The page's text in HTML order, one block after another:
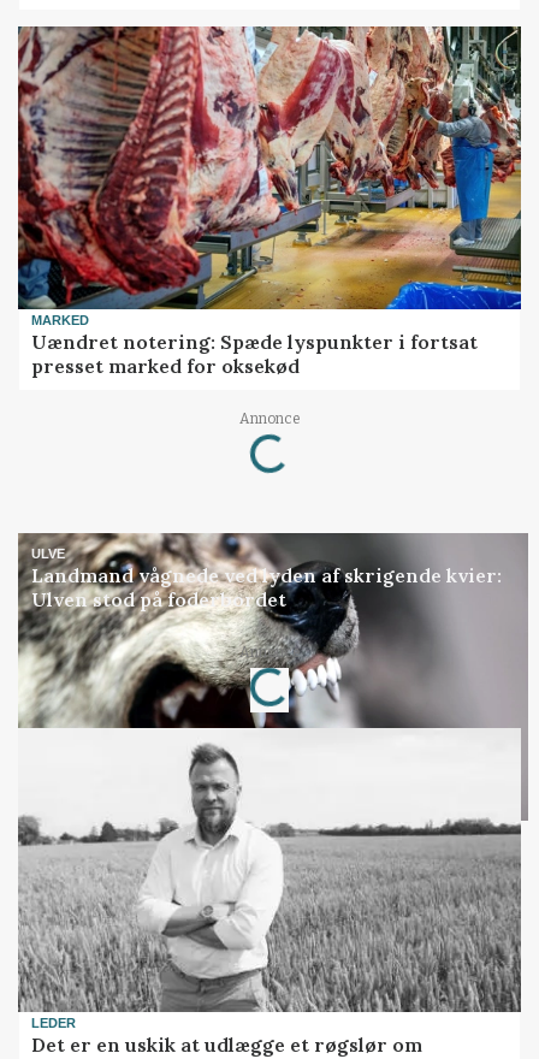
MARKED
Uændret notering: Spæde lyspunkter i fortsat
presset marked for oksekød
Annonce
Loading...
ULVE
Landmand vågnede ved lyden af skrigende kvier:
Ulven stod på foderbordet
Annonce
Loading...
LEDER
Det er en uskik at udlægge et røgslør om